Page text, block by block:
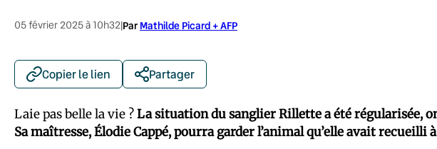
05 février 2025 à 10h32|Par Mathilde Picard + AFP
Copier le lien Partager
Laie pas belle la vie ?La situation du sanglier Rillette a été régularisée,
Sa maîtresse, Élodie Cappé, pourra garder l’animal qu’elle avait recueilli à